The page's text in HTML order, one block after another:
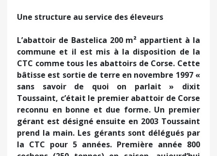
Une structure au service des éleveurs
L’abattoir de Bastelica 200 m² appartient à la
commune et il est mis à la disposition de la
CTC comme tous les abattoirs de Corse. Cette
bâtisse est sortie de terre en novembre 1997 «
sans savoir de quoi on parlait » dixit
Toussaint, c’était le premier abattoir de Corse
reconnu en bonne et due forme. Un premier
gérant est désigné ensuite en 2003 Toussaint
prend la main. Les gérants sont délégués par
la CTC pour 5 années. Première année 800